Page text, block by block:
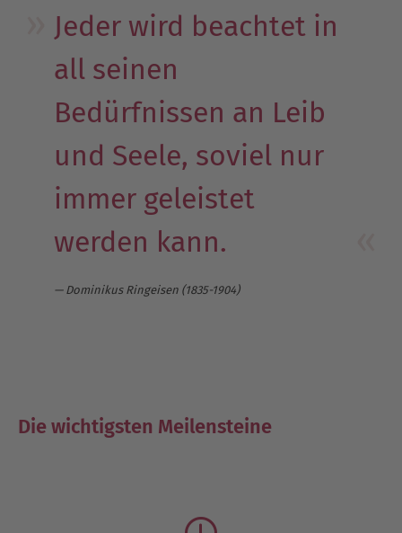
Jeder wird beachtet in
all seinen
Bedürfnissen an Leib
und Seele, soviel nur
immer geleistet
werden kann.
Dominikus Ringeisen (1835-1904)
Die wichtigsten Meilensteine